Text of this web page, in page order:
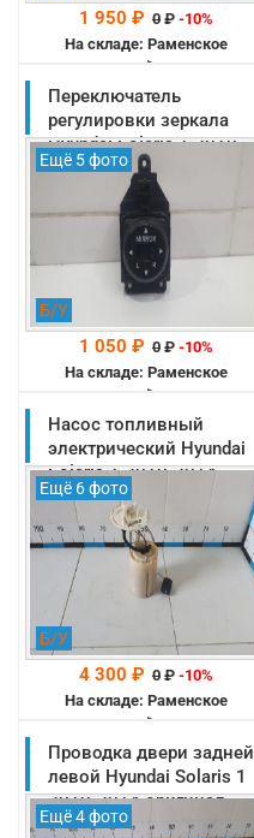
1 950 ₽ 0 ₽ -10%
На складе: Раменское
-->
Переключатель
регулировки зеркала
Hyundai Solaris 1 2010-
2014 оригинал
(935301R0004X)
Ещё 5 фото
Б/У
1 050 ₽ 0 ₽ -10%
На складе: Раменское
-->
Насос топливный
электрический Hyundai
Solaris 1 2010-2014
оригинал (311101R200)
Ещё 6 фото
Б/У
4 300 ₽ 0 ₽ -10%
На складе: Раменское
-->
Проводка двери задней
левой Hyundai Solaris 1
2010-2014 оригинал
(916504L031)
Ещё 4 фото